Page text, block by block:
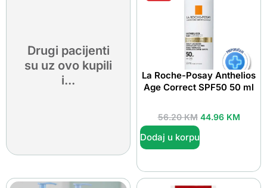
Drugi pacijenti
su uz ovo kupili
i...
La Roche-Posay Anthelios
Age Correct SPF50 50 ml
56.20KM 44.96 KM
Dodaj u korpu